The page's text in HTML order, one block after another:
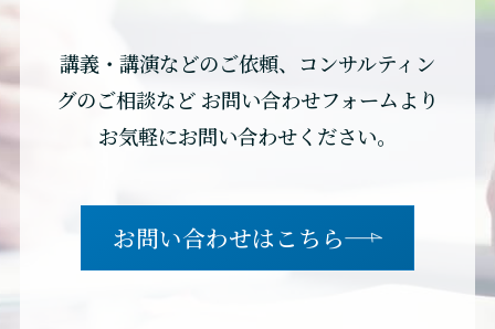
講義・講演などのご依頼、コンサルティン
グのご相談など お問い合わせフォームより
お気軽にお問い合わせください。
お問い合わせはこちら